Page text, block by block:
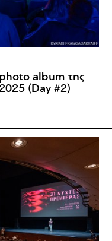
album της
(Day #2)